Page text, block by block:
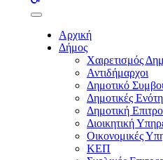
buttons
Αρχική
Δήμος
Χαιρετισμός
Αντιδήμαρχοι
Δημοτικό
Δημοτικές
Δημοτική
Διοικητική
Οικονομικές
ΚΕΠ